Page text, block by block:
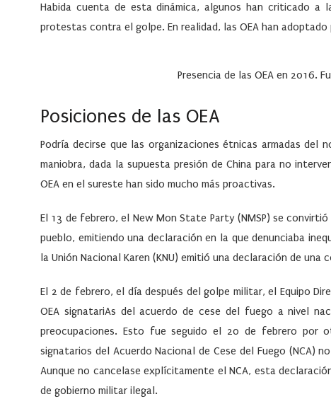
Habida cuenta de esta dinámica, algunos han criticado
protestas contra el golpe. En realidad, las OEA han adoptado
Presencia de las OEA en 2016.
Posiciones de las OEA
Podría decirse que las organizaciones étnicas armadas
maniobra, dada la supuesta presión de China para no
OEA en el sureste han sido mucho más proactivas.
El 13 de febrero, el New Mon State Party (NMSP) se
pueblo, emitiendo una declaración en la que denunciaba
la Unión Nacional Karen (KNU) emitió una declaración de una
El 2 de febrero, el día después del golpe militar, el Equipo
OEA signatariAs del acuerdo de cese del fuego a nivel
preocupaciones. Esto fue seguido el 20 de febrero por
signatarios del Acuerdo Nacional de Cese del Fuego (NCA)
Aunque no cancelase explícitamente el NCA, esta
de gobierno militar ilegal.